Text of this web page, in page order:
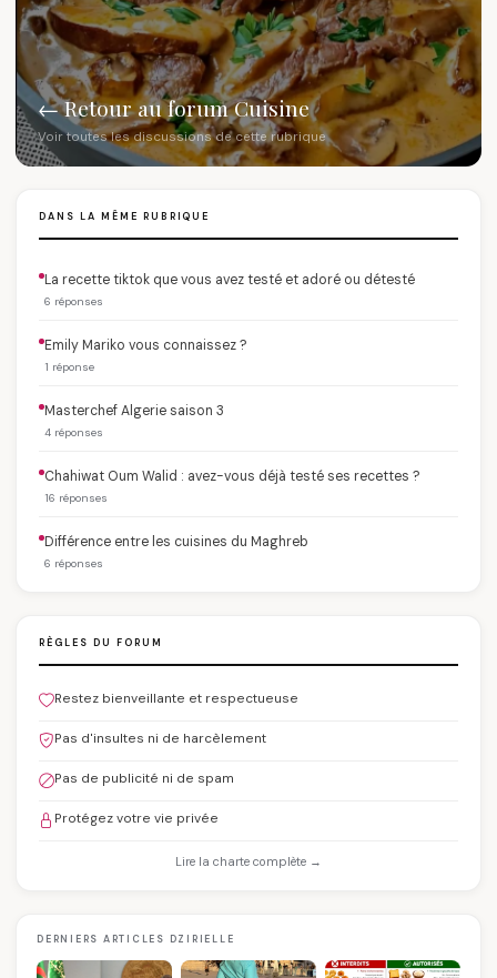
← Retour au forum Cuisine
Voir toutes les discussions de cette rubrique
DANS LA MÊME RUBRIQUE
La recette tiktok que vous avez testé et adoré ou détesté
6 réponses
Emily Mariko vous connaissez ?
1 réponse
Masterchef Algerie saison 3
4 réponses
Chahiwat Oum Walid : avez-vous déjà testé ses recettes ?
16 réponses
Différence entre les cuisines du Maghreb
6 réponses
RÈGLES DU FORUM
Restez bienveillante et respectueuse
Pas d'insultes ni de harcèlement
Pas de publicité ni de spam
Protégez votre vie privée
Lire la charte complète →
DERNIERS ARTICLES DZIRIELLE